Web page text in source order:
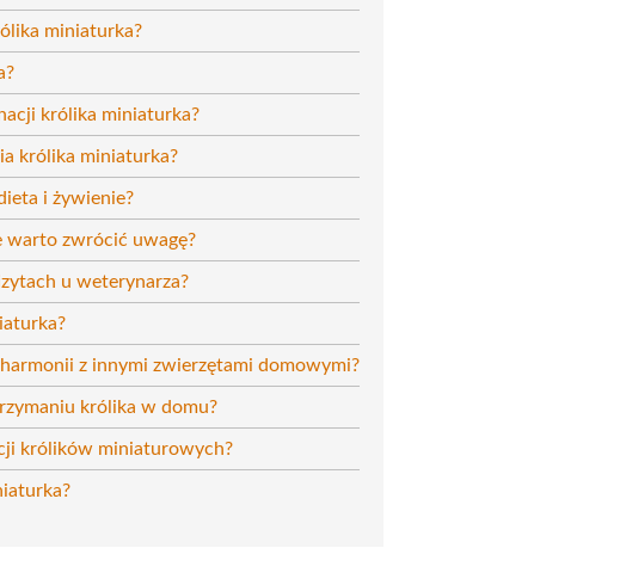
miniaturka?
królika miniaturka?
królika miniaturka?
i żywienie?
warto zwrócić uwagę?
u weterynarza?
z innymi zwierzętami domowymi?
królika w domu?
królików miniaturowych?